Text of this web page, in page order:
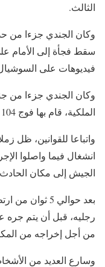
الثالث.
وكان الجندي جزءا من
سقط فجأة إلى الأمام
فيديوهات على
وكان الجندي جزءا من
الملكية، قام بها فوج 104 من المدفعية الملكية.
واتباعا للقوانين، ظل
انشغال فيما واصلوا
الجيش إلى مكان
بعد حوالي 5
رجليه، قبل أن يتم
من أجل إخراجه من
وسارع العديد من